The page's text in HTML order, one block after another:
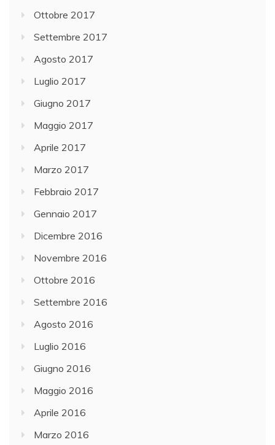
Ottobre 2017
Settembre 2017
Agosto 2017
Luglio 2017
Giugno 2017
Maggio 2017
Aprile 2017
Marzo 2017
Febbraio 2017
Gennaio 2017
Dicembre 2016
Novembre 2016
Ottobre 2016
Settembre 2016
Agosto 2016
Luglio 2016
Giugno 2016
Maggio 2016
Aprile 2016
Marzo 2016